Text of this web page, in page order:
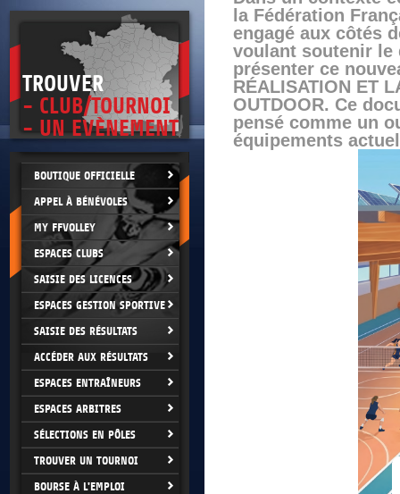
TROUVER
- CLUB/TOURNOI
- UN EVÈNEMENT
BOUTIQUE OFFICIELLE
APPEL À BÉNÉVOLES
MY FFVOLLEY
ESPACES CLUBS
SAISIE DES LICENCES
ESPACES GESTION SPORTIVE
SAISIE DES RÉSULTATS
ACCÉDER AUX RÉSULTATS
ESPACES ENTRAÎNEURS
ESPACES ARBITRES
SÉLECTIONS EN PÔLES
TROUVER UN TOURNOI
BOURSE À L'EMPLOI
la Fédération
engagé aux côtés
voulant soutenir le
présenter ce
RÉALISATION ET
OUTDOOR. Ce
pensé comme un
équipements